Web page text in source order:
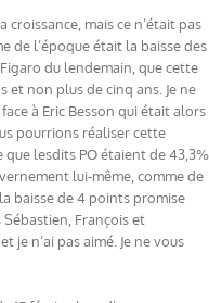
croissance, mais ce n’était pas
de l’époque était la baisse des
du lendemain, que cette
et non plus de cinq ans. Je ne
à Eric Besson qui était alors
pourrions réaliser cette
lesdits PO étaient de 43,3%
lui-même, comme de
baisse de 4 points promise
François et
je n’ai pas aimé. Je ne vous